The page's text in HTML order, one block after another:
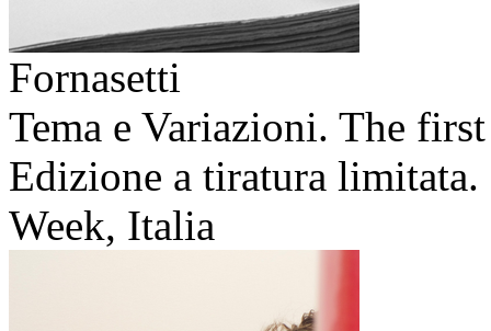
Fornasetti
Tema e Variazioni. The
Edizione a tiratura
Week, Italia